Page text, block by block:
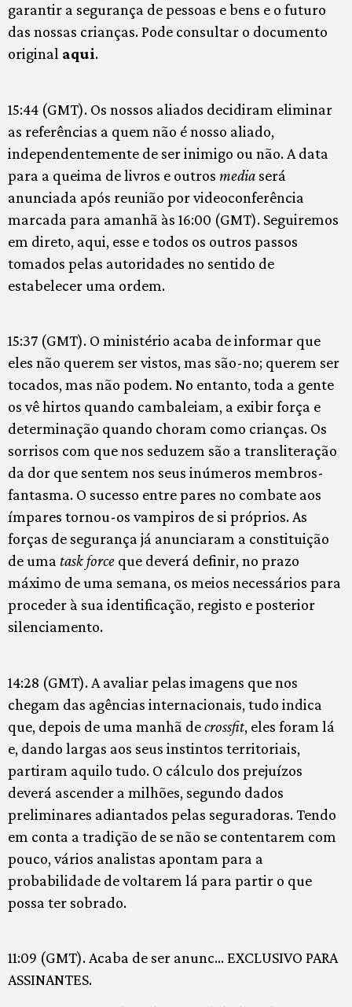
garantir a segurança de pessoas e bens e o futuro
das nossas crianças. Pode consultar o documento
original aqui.
15:44 (GMT). Os nossos aliados decidiram eliminar
as referências a quem não é nosso aliado,
independentemente de ser inimigo ou não. A data
para a queima de livros e outros media será
anunciada após reunião por videoconferência
marcada para amanhã às 16:00 (GMT). Seguiremos
em direto, aqui, esse e todos os outros passos
tomados pelas autoridades no sentido de
estabelecer uma ordem.
15:37 (GMT). O ministério acaba de informar que
eles não querem ser vistos, mas são-no; querem ser
tocados, mas não podem. No entanto, toda a gente
os vê hirtos quando cambaleiam, a exibir força e
determinação quando choram como crianças. Os
sorrisos com que nos seduzem são a transliteração
da dor que sentem nos seus inúmeros membros-
fantasma. O sucesso entre pares no combate aos
ímpares tornou-os vampiros de si próprios. As
forças de segurança já anunciaram a constituição
de uma task force que deverá definir, no prazo
máximo de uma semana, os meios necessários para
proceder à sua identificação, registo e posterior
silenciamento.
14:28 (GMT). A avaliar pelas imagens que nos
chegam das agências internacionais, tudo indica
que, depois de uma manhã decrossfit, eles foram lá
e, dando largas aos seus instintos territoriais,
partiram aquilo tudo. O cálculo dos prejuízos
deverá ascender a milhões, segundo dados
preliminares adiantados pelas seguradoras. Tendo
em conta a tradição de se não se contentarem com
pouco, vários analistas apontam para a
probabilidade de voltarem lá para partir o que
possa ter sobrado.
11:09 (GMT). Acaba de ser anunc… EXCLUSIVO PARA
ASSINANTES.